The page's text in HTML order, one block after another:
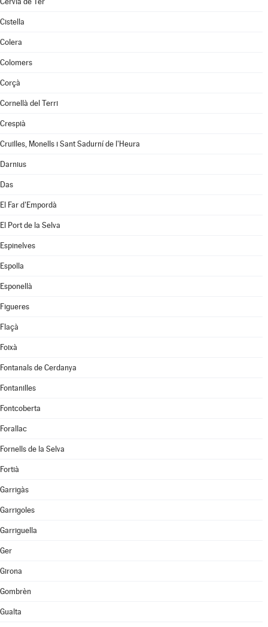
Cistella
Colera
Colomers
Corçà
Cornellà del Terri
Crespià
Cruïlles, Monells i Sant Sadurní de l'Heura
Darnius
Das
El Far d'Empordà
El Port de la Selva
Espinelves
Espolla
Esponellà
Figueres
Flaçà
Foixà
Fontanals de Cerdanya
Fontanilles
Fontcoberta
Forallac
Fornells de la Selva
Fortià
Garrigàs
Garrigoles
Garriguella
Ger
Girona
Gombrèn
Gualta